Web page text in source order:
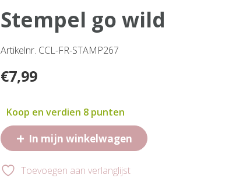
stempel go wild
Artikelnr. CCL-FR-STAMP267
€7,99
Koop en verdien 8 punten
+ In mijn winkelwagen
Toevoegen aan verlanglijst